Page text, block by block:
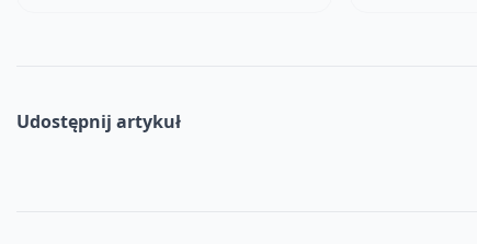
Udostępnij artykuł